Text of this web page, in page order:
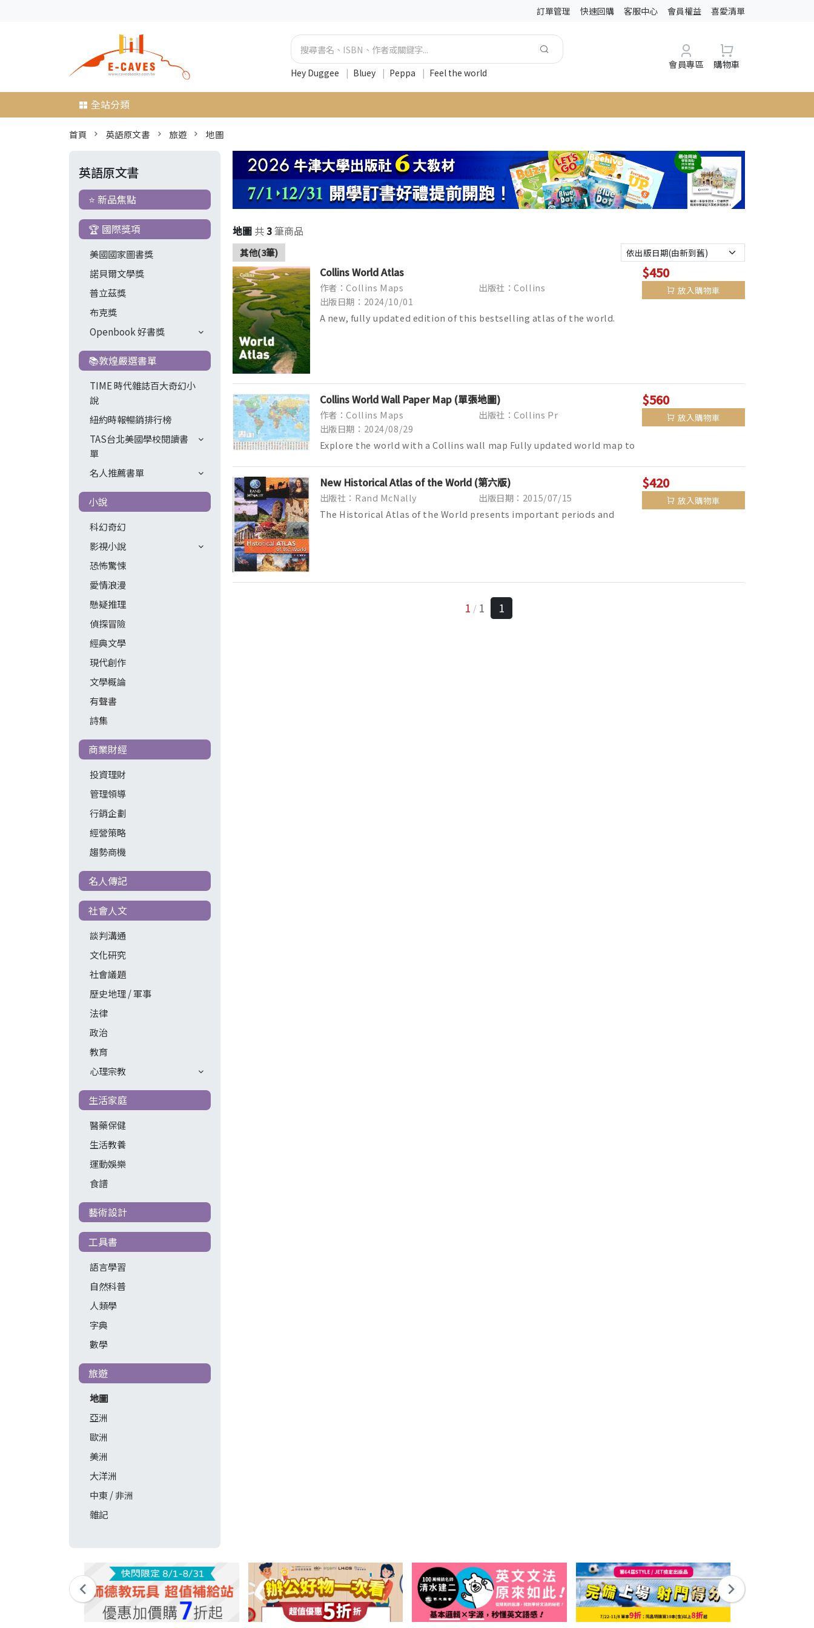
訂單管理 快速回購 客服中心 會員權益 喜愛清單
Hey Duggee | Bluey | Peppa | Feel the world
會員專區 購物車
全站分類
首頁 英語原文書 旅遊 地圖
英語原文書
⭐ 新品焦點
🏆 國際獎項
美國國家圖書獎
諾貝爾文學獎
普立茲獎
布克獎
Openbook 好書獎
📚敦煌嚴選書單
TIME 時代雜誌百大奇幻小
說
紐約時報暢銷排行榜
TAS台北美國學校閱讀書
單
名人推薦書單
小說
科幻奇幻
影視小說
恐怖驚悚
愛情浪漫
懸疑推理
偵探冒險
經典文學
現代創作
文學概論
有聲書
詩集
商業財經
投資理財
管理領導
行銷企劃
經營策略
趨勢商機
名人傳記
社會人文
談判溝通
文化研究
社會議題
歷史地理 / 軍事
法律
政治
教育
心理宗教
生活家庭
醫藥保健
生活教養
運動娛樂
食譜
藝術設計
工具書
語言學習
自然科普
人類學
字典
數學
旅遊
地圖
亞洲
歐洲
美洲
大洋洲
中東 / 非洲
雜記
地圖 共3筆商品
其他(3筆)
Collins World Atlas
作者：Collins Maps
出版社：Collins
出版日期：2024/10/01
A new, fully updated edition of this bestselling atlas of the world.
$450
放入購物車
Collins World Wall Paper Map (單張地圖)
作者：Collins Maps
出版社：Collins Pr
出版日期：2024/08/29
Explore the world with a Collins wall map Fully updated world map to
$560
放入購物車
New Historical Atlas of the World (第六版)
出版社：Rand McNally
出版日期：2015/07/15
The Historical Atlas of the World presents important periods and
$420
放入購物車
1 / 1 1